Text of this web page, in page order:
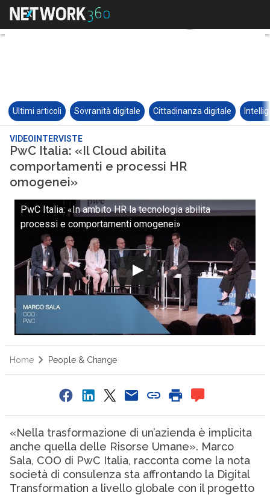
Ultimi articoli Sovranità digitale Cittadinanza digitale
VIDEOINTERVISTE
PwC Italia: «Il Cloud abilita
comportamenti e processi HR
omogenei»
PwC Italia: «In ambito HR la tecnologia abilita
processi e comportamenti omogenei»
Home People & Change
«Nella trasformazione di un’azienda è implicita
anche quella delle Risorse Umane». Marco
Sala, COO di PwC Italia, racconta come la nota
società di consulenza sta affrontando la Digital
Transformation a livello globale con il progetto